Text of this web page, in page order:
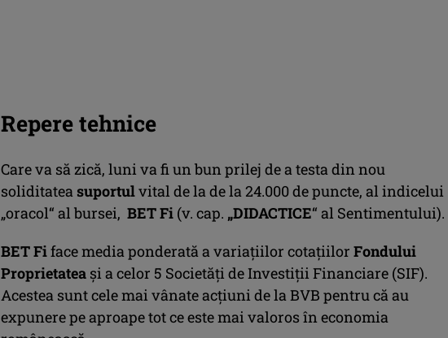
Repere tehnice
Care va să zică, luni va fi un bun prilej de a testa din nou
soliditatea suportulvital de la de la 24.000 de puncte, al indicelui
„oracol“ al bursei, BET Fi (v. cap. „DIDACTICE“ al Sentimentului).
BET Fiface media ponderată a variaţiilor cotaţiilor Fondului
Proprietatea şi a celor 5 Societăţi de Investiţii Financiare (SIF).
Acestea sunt cele mai vânate acţiuni de la BVB pentru că au
expunere pe aproape tot ce este mai valoros în economia